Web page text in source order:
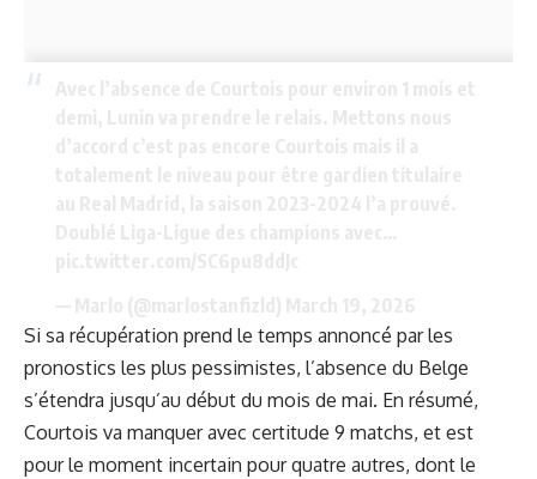
Si sa récupération prend le temps annoncé par les
pronostics les plus pessimistes, l’absence du Belge
s’étendra jusqu’au début du mois de mai. En résumé,
Courtois va manquer avec certitude 9 matchs, et est
pour le moment incertain pour quatre autres, dont le